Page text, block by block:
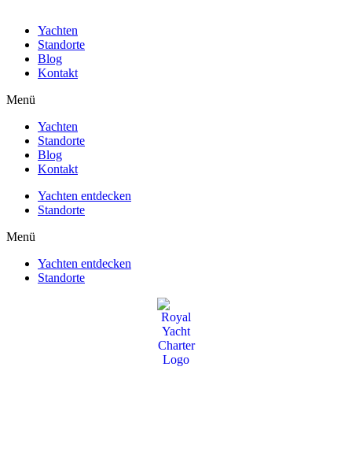
Yachten
Standorte
Blog
Kontakt
Menü
Yachten
Standorte
Blog
Kontakt
Yachten entdecken
Standorte
Menü
Yachten entdecken
Standorte